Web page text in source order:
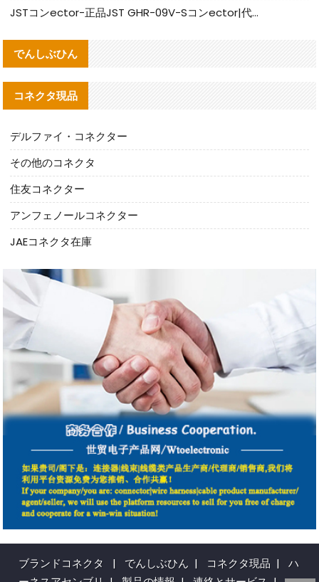
JSTコンector-正品JST GHR-09V-Sコンector|代替品提供
でんしぶひん
コネクタ現品
デルファイ・コネクター
その他のコネクタ
住友コネクター
アンフェノールコネクター
JAEコネクタ在庫
ブランドコネクタ | でんしぶひん | コネクタ現品 |
ハ